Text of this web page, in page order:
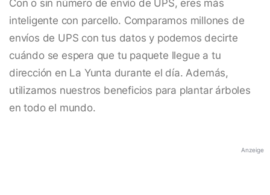
Con o sin número de envío de UPS, eres más
inteligente con parcello. Comparamos millones de
envíos de UPS con tus datos y podemos decirte
cuándo se espera que tu paquete llegue a tu
dirección en La Yunta durante el día. Además,
utilizamos nuestros beneficios para plantar árboles
en todo el mundo.
Anzeige